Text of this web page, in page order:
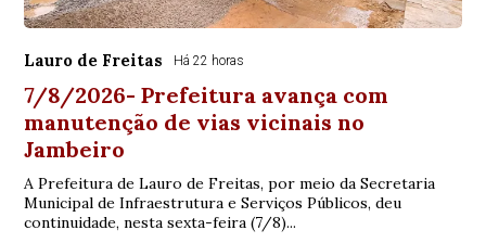
Lauro de Freitas Há 22 horas
7/8/2026- Prefeitura avança com
manutenção de vias vicinais no
Jambeiro
A Prefeitura de Lauro de Freitas, por meio da Secretaria
Municipal de Infraestrutura e Serviços Públicos, deu
continuidade, nesta sexta-feira (7/8)...